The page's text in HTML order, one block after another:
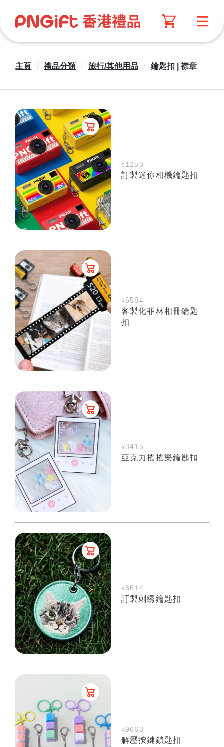
主頁 / 禮品分類 / 旅行/其他用品 / 鑰匙扣 | 襟章
c1253
訂製迷你相機鑰匙扣
k6584
客製化菲林相冊鑰匙
扣
k3415
亞克力搖搖樂鑰匙扣
k3614
訂製刺綉鑰匙扣
k9663
解壓按鍵鎖匙扣